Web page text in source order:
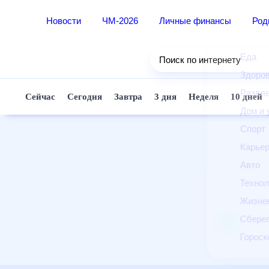
Новости ЧМ-2026 Личные финансы
Еда
Дом
Спорт
Авто
Поиск по интернету
Сейчас Сегодня Завтра 3 дня Неделя 10